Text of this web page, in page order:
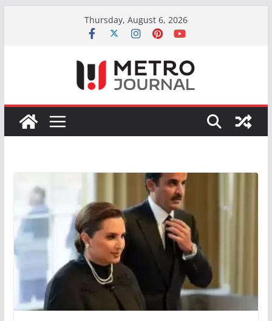
Thursday, August 6, 2026